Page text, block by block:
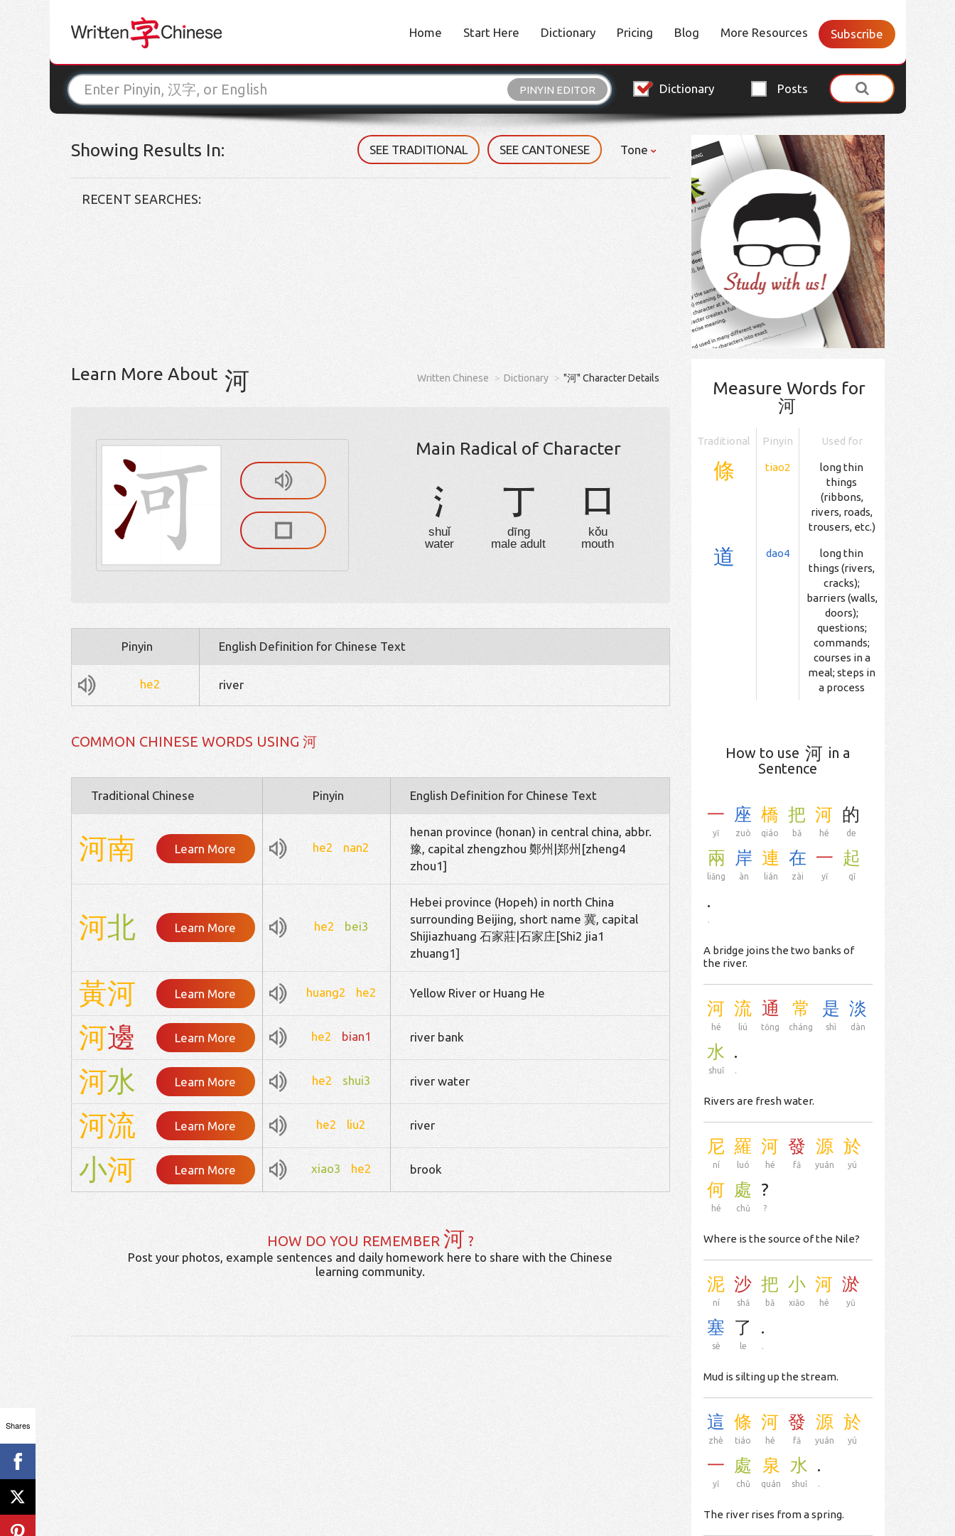
Home Start Here Dictionary Pricing Blog More Resources Subscribe
PINYIN EDITOR Dictionary Posts
Showing Results In: SEE TRADITIONAL SEE CANTONESE Tone
RECENT SEARCHES:
Learn More About 河 Written Chinese Dictionary "河" Character Details
Main Radical of Character
氵
shuǐ
water
丁
dīng
male adult
口
kǒu
mouth
Pinyin English Definition for Chinese Text
he2 river
COMMON CHINESE WORDS USING 河
Traditional Chinese Pinyin English Definition for Chinese Text
河南 Learn More he2 nan2
henan province (honan) in central china, abbr.
豫, capital zhengzhou 鄭州|郑州[zheng4
zhou1]
河北 Learn More he2 bei3
Hebei province (Hopeh) in north China
surrounding Beijing, short name 冀, capital
Shijiazhuang 石家莊|石家庄[Shi2 jia1
zhuang1]
黃河 Learn More huang2 he2 Yellow River or Huang He
河邊 Learn More he2 bian1 river bank
河水 Learn More he2 shui3 river water
河流 Learn More he2 liu2 river
小河 Learn More xiao3 he2 brook
HOW DO YOU REMEMBER 河 ?
Post your photos, example sentences and daily homework here to share with the Chinese
learning community.
Measure Words for
河
Traditional Pinyin Used for
條 tiao2
long thin
things
(ribbons,
rivers, roads,
trousers, etc.)
道 dao4
long thin
things (rivers,
cracks);
barriers (walls,
doors);
questions;
commands;
courses in a
meal; steps in
a process
How to use 河 in a
Sentence
一
yī
座
zuò
橋
qiáo
把
bǎ
河
hé
的
de
兩
liǎng
岸
àn
連
lián
在
zài
一
yī
起
qǐ
.
.
A bridge joins the two banks of
the river.
河
hé
流
liú
通
tōng
常
cháng
是
shì
淡
dàn
水
shuǐ
.
.
Rivers are fresh water.
尼
ní
羅
luó
河
hé
發
fā
源
yuán
於
yú
何
hé
處
chǔ
?
?
Where is the source of the Nile?
泥
ní
沙
shā
把
bǎ
小
xiǎo
河
hé
淤
yū
塞
sè
了
le
.
.
Mud is silting up the stream.
這
zhè
條
tiáo
河
hé
發
fā
源
yuán
於
yú
一
yī
處
chǔ
泉
quán
水
shuǐ
.
.
The river rises from a spring.
Shares